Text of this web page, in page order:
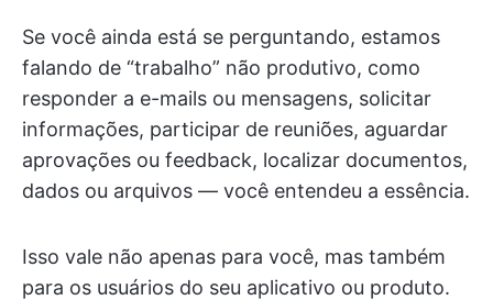
Se você ainda está se perguntando, estamos
falando de “trabalho” não produtivo, como
responder a e-mails ou mensagens, solicitar
informações, participar de reuniões, aguardar
aprovações ou feedback, localizar documentos,
dados ou arquivos — você entendeu a essência.
Isso vale não apenas para você, mas também
para os usuários do seu aplicativo ou produto.